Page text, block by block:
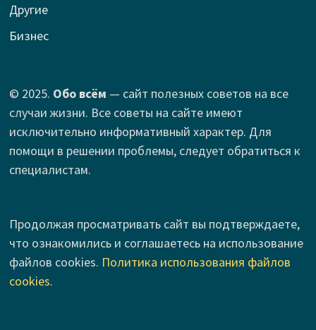
Другие
Бизнес
© 2025. Обо всём — сайт полезных советов на все
случаи жизни. Все советы на сайте имеют
исключительно информативный характер. Для
помощи в решении проблемы, следует обратиться к
специалистам.
Продолжая просматривать сайт вы подтверждаете,
что ознакомились и соглашаетесь на использование
файлов cookies. Политика использования файлов
cookies.